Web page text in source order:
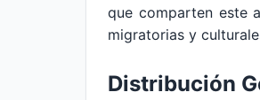
que comparten este
migratorias y
Distribución